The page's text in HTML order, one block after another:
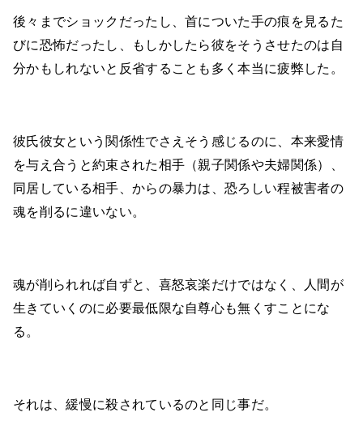
後々までショックだったし、首についた手の痕を見るた
びに恐怖だったし、もしかしたら彼をそうさせたのは自
分かもしれないと反省することも多く本当に疲弊した。
彼氏彼女という関係性でさえそう感じるのに、本来愛情
を与え合うと約束された相手（親子関係や夫婦関係）、
同居している相手、からの暴力は、恐ろしい程被害者の
魂を削るに違いない。
魂が削られれば自ずと、喜怒哀楽だけではなく、人間が
生きていくのに必要最低限な自尊心も無くすことにな
る。
それは、緩慢に殺されているのと同じ事だ。